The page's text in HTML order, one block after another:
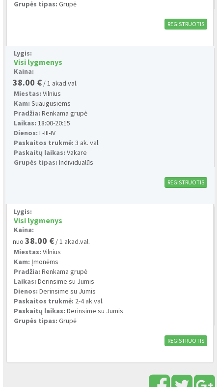
Grupės tipas: Grupė
REGISTRUOTIS
Lygis:
Visi lygmenys
Kaina:
38.00 € / 1 akad.val.
Miestas: Vilnius
Kam: Suaugusiems
Pradžia: Renkama grupė
Laikas: 18:00-20:15
Dienos: I -III-IV
Paskaitos trukmė: 3 ak. val.
Paskaitų laikas: Vakare
Grupės tipas: Individualūs
REGISTRUOTIS
Lygis:
Visi lygmenys
Kaina:
nuo 38.00 € / 1 akad.val.
Miestas: Vilnius
Kam: Įmonėms
Pradžia: Renkama grupė
Laikas: Derinsime su Jumis
Dienos: Derinsime su Jumis
Paskaitos trukmė: 2-4 ak.val.
Paskaitų laikas: Derinsime su Jumis
Grupės tipas: Grupė
REGISTRUOTIS